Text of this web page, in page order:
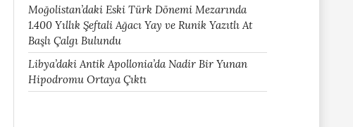
Moğolistan’daki Eski Türk Dönemi Mezarında
1.400 Yıllık Şeftali Ağacı Yay ve Runik Yazıtlı At
Başlı Çalgı Bulundu
Libya’daki Antik Apollonia’da Nadir Bir Yunan
Hipodromu Ortaya Çıktı